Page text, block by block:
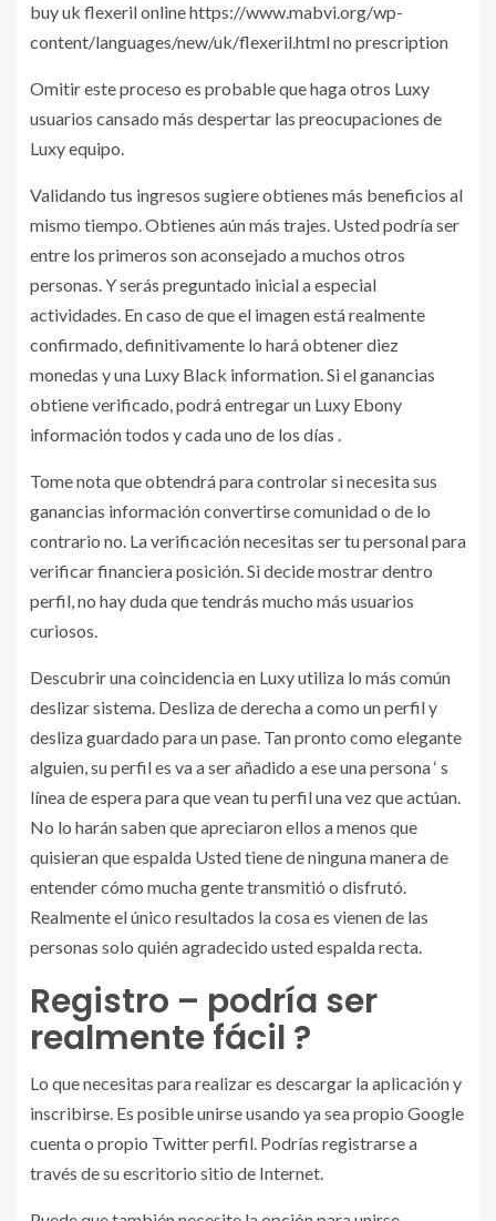
buy uk flexeril online https://www.mabvi.org/wp-
content/languages/new/uk/flexeril.html no prescription
Omitir este proceso es probable que haga otros Luxy
usuarios cansado más despertar las preocupaciones de
Luxy equipo.
Validando tus ingresos sugiere obtienes más beneficios al
mismo tiempo. Obtienes aún más trajes. Usted podría ser
entre los primeros son aconsejado a muchos otros
personas. Y serás preguntado inicial a especial
actividades. En caso de que el imagen está realmente
confirmado, definitivamente lo hará obtener diez
monedas y una Luxy Black information. Si el ganancias
obtiene verificado, podrá entregar un Luxy Ebony
información todos y cada uno de los días .
Tome nota que obtendrá para controlar si necesita sus
ganancias información convertirse comunidad o de lo
contrario no. La verificación necesitas ser tu personal para
verificar financiera posición. Si decide mostrar dentro
perfil, no hay duda que tendrás mucho más usuarios
curiosos.
Descubrir una coincidencia en Luxy utiliza lo más común
deslizar sistema. Desliza de derecha a como un perfil y
desliza guardado para un pase. Tan pronto como elegante
alguien, su perfil es va a ser añadido a ese una persona ‘ s
línea de espera para que vean tu perfil una vez que actúan.
No lo harán saben que apreciaron ellos a menos que
quisieran que espalda Usted tiene de ninguna manera de
entender cómo mucha gente transmitió o disfrutó.
Realmente el único resultados la cosa es vienen de las
personas solo quién agradecido usted espalda recta.
Registro – podría ser
realmente fácil ?
Lo que necesitas para realizar es descargar la aplicación y
inscribirse. Es posible unirse usando ya sea propio Google
cuenta o propio Twitter perfil. Podrías registrarse a
través de su escritorio sitio de Internet.